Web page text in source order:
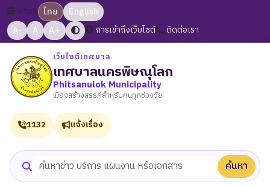
ภาษา: ไทย
English
A-
A A+ การเข้าถึงเว็บไซต์ ติดต่อเรา
เว็บไซต์เทศบาล
เทศบาลนครพิษณุโลก
Phitsanulok Municipality
เมืองสร้างสรรค์สำหรับคนทุกช่วงวัย
ค้นหาเว็บไซต์ ค้นหา
1132 แจ้งเรื่อง